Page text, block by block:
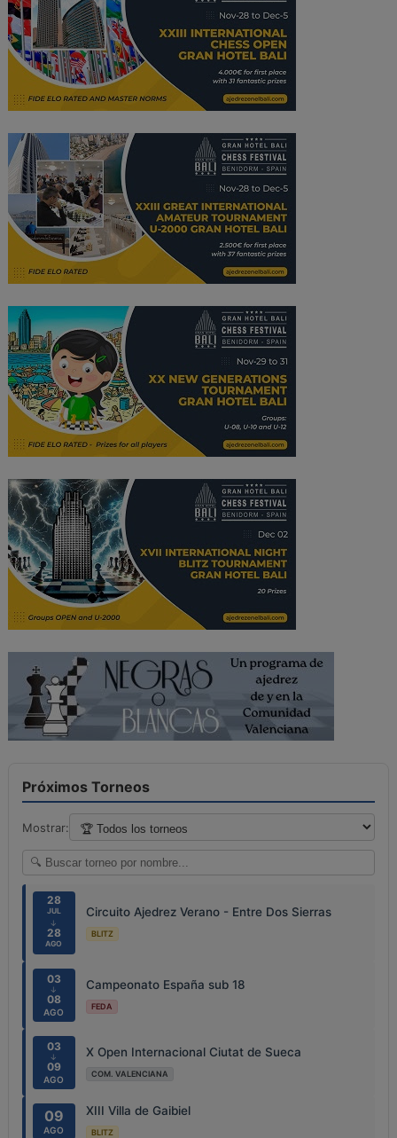
Próximos Torneos
Mostrar:
28
JUL
↓
28
AGO
Circuito Ajedrez Verano - Entre Dos Sierras
BLITZ
03
↓
08
AGO
Campeonato España sub 18
FEDA
03
↓
09
AGO
X Open Internacional Ciutat de Sueca
COM. VALENCIANA
09
AGO
XIII Villa de Gaibiel
BLITZ